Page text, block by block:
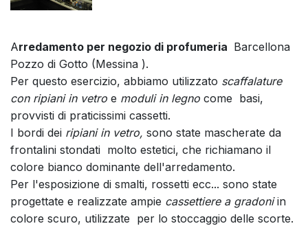
Arredamento per negozio di profumeria Barcellona
Pozzo di Gotto (Messina ).
Per questo esercizio, abbiamo utilizzato scaffalature
con ripiani in vetro e moduli in legno come basi,
provvisti di praticissimi cassetti.
I bordi dei ripiani in vetro, sono state mascherate da
frontalini stondati molto estetici, che richiamano il
colore bianco dominante dell'arredamento.
Per l'esposizione di smalti, rossetti ecc... sono state
progettate e realizzate ampie cassettiere a gradoniin
colore scuro, utilizzate per lo stoccaggio delle scorte.